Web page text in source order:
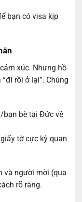
bạn có visa kịp
xúc. Nhưng hồ
rồi ở lại”. Chúng
bạn bè tại Đức về
tờ cực kỳ quan
và người mời (qua
rõ ràng.